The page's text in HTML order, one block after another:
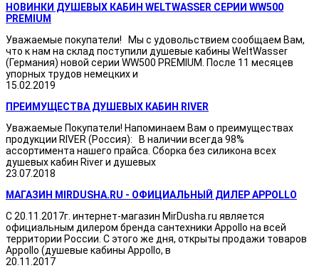
НОВИНКИ ДУШЕВЫХ КАБИН WELTWASSER СЕРИИ WW500
PREMIUM
Уважаемые покупатели! Мы с удовольствием сообщаем Вам,
что к нам на склад поступили душевые кабины WeltWasser
(Германия) новой серии WW500 PREMIUM. После 11 месяцев
упорных трудов немецких и
15.02.2019
ПРЕИМУЩЕСТВА ДУШЕВЫХ КАБИН RIVER
Уважаемые Покупатели! Напоминаем Вам о преимуществах
продукции RIVER (Россия): В наличии всегда 98%
ассортимента нашего прайса. Сборка без силикона всех
душевых кабин River и душевых
23.07.2018
МАГАЗИН MIRDUSHA.RU - ОФИЦИАЛЬНЫЙ ДИЛЕР APPOLLO
С 20.11.2017г. интернет-магазин MirDusha.ru является
официальным дилером бренда сантехники Appollo на всей
территории России. С этого же дня, открыты продажи товаров
Appollo (душевые кабины Appollo, в
20.11.2017